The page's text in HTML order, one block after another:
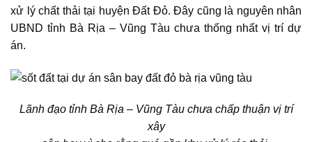
xử lý chất thải tại huyện Đất Đỏ. Đây cũng là nguyên nhân
UBND tỉnh Bà Rịa – Vũng Tàu chưa thống nhất vị trí dự
án.
Lãnh đạo tỉnh Bà Rịa – Vũng Tàu chưa chấp thuận vị trí
xây